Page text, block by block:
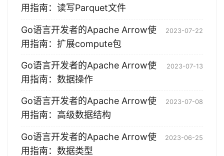
用指南：读写Parquet文件
Go语言开发者的Apache Arrow使
用指南：扩展compute包
2023-07-22
Go语言开发者的Apache Arrow使
用指南：数据操作
2023-07-13
Go语言开发者的Apache Arrow使
用指南：高级数据结构
2023-07-08
Go语言开发者的Apache Arrow使
用指南：数据类型
2023-06-25